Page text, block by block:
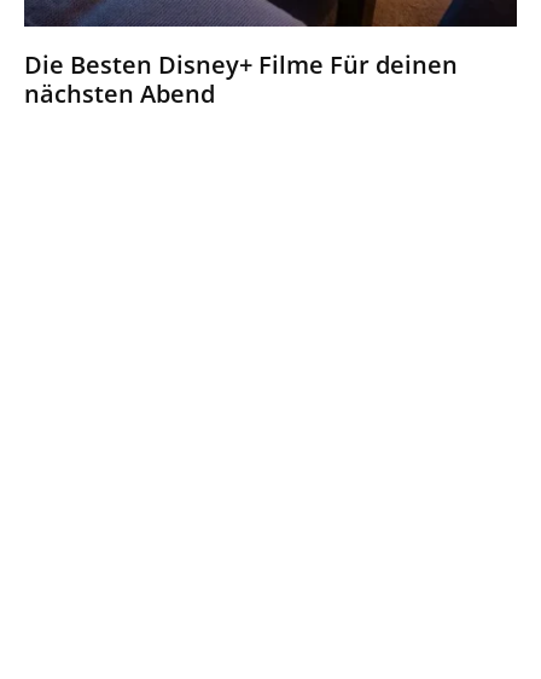
Die Besten Disney+ Filme Für deinen
nächsten Abend